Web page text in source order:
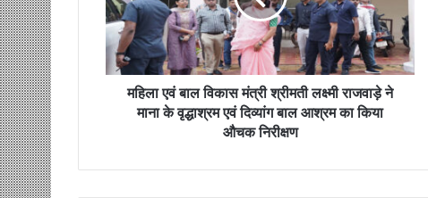
महिला एवं बाल विकास मंत्री श्रीमती लक्ष्मी राजवाड़े ने
माना के वृद्धाश्रम एवं दिव्यांग बाल आश्रम का किया
औचक निरीक्षण